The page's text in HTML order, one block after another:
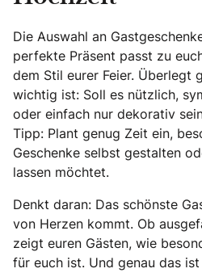
Die Auswahl an
perfekte Präsent passt zu
dem Stil eurer Feier. Überlegt
wichtig ist: Soll es nützlich,
oder einfach nur dekorativ
Tipp: Plant genug Zeit ein,
Geschenke selbst gestalten
lassen möchtet.
Denkt daran: Das schönste
von Herzen kommt. Ob
zeigt euren Gästen, wie
für euch ist. Und genau das